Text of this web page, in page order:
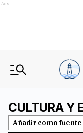
Ads
CULTURA Y
Añadir como